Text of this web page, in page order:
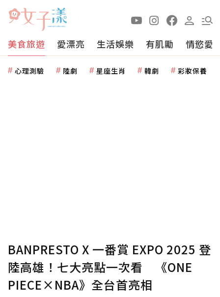
美食旅遊 愛漂亮 生活娛樂 有肌勵 情慾愛
心理測驗 陸劇 星座生肖 韓劇 彩妝保養
BANPRESTO X 一番賞 EXPO 2025 登
陸高雄！七大亮點一次看 《ONE
PIECE×NBA》全台首亮相